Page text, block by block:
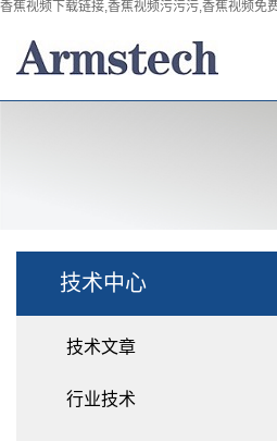
香蕉视频下载链接,香蕉视频污污污,香蕉视频免
技术中心
技术文章
行业技术